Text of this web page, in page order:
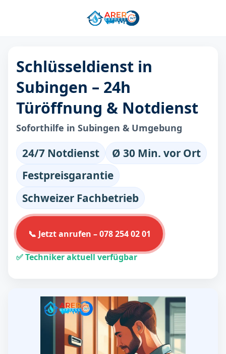
Schlüsseldienst in
Subingen – 24h
Türöffnung & Notdienst
Soforthilfe in Subingen & Umgebung
24/7 Notdienst
Ø 30 Min. vor Ort
Festpreisgarantie
Schweizer Fachbetrieb
📞 Jetzt anrufen – 078 254 02 01
✅ Techniker aktuell verfügbar